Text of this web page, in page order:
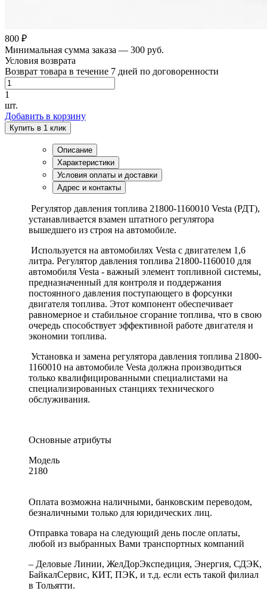
800 ₽
Минимальная сумма заказа — 300 руб.
Условия возврата
Возврат товара в течение 7 дней по договоренности
1
шт.
Добавить в корзину
Купить в 1 клик
Описание
Характеристики
Условия оплаты и доставки
Адрес и контакты
Регулятор давления топлива 21800-1160010 Vesta (РДТ),
устанавливается взамен штатного регулятора
вышедшего из строя на автомобиле.
Используется на автомобилях Vesta с двигателем 1,6
литра. Регулятор давления топлива 21800-1160010 для
автомобиля Vesta - важный элемент топливной системы,
предназначенный для контроля и поддержания
постоянного давления поступающего в форсунки
двигателя топлива. Этот компонент обеспечивает
равномерное и стабильное сгорание топлива, что в свою
очередь способствует эффективной работе двигателя и
экономии топлива.
Установка и замена регулятора давления топлива 21800-
1160010 на автомобиле Vesta должна производиться
только квалифицированными специалистами на
специализированных станциях технического
обслуживания.
Основные атрибуты
Модель
2180
Оплата возможна наличными, банковским переводом,
безналичными только для юридических лиц.
Отправка товара на следующий день после оплаты,
любой из выбранных Вами транспортных компаний
– Деловые Линии, ЖелДорЭкспедиция, Энергия, СДЭК,
БайкалСервис, КИТ, ПЭК, и т.д. если есть такой филиал
в Тольятти.